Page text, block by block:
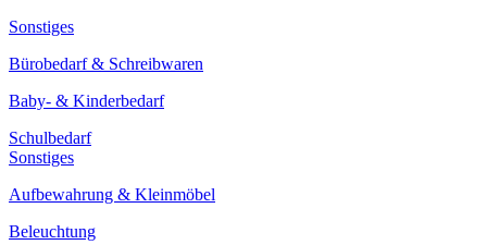
Sonstiges
Bürobedarf & Schreibwaren
Baby- & Kinderbedarf
Schulbedarf
Sonstiges
Aufbewahrung & Kleinmöbel
Beleuchtung